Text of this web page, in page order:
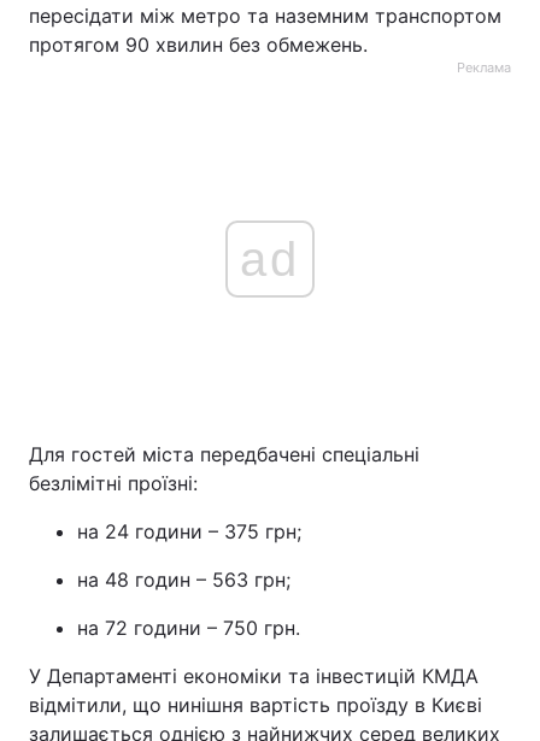
пересідати між метро та наземним транспортом
протягом 90 хвилин без обмежень.
Реклама
ad
Для гостей міста передбачені спеціальні
безлімітні проїзні:
на 24 години – 375 грн;
на 48 годин – 563 грн;
на 72 години – 750 грн.
У Департаменті економіки та інвестицій КМДА
відмітили, що нинішня вартість проїзду в Києві
залишається однією з найнижчих серед великих